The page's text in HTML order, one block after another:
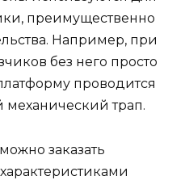
преимущественно
Например, при
без него просто
проводится
механический трап.
заказать